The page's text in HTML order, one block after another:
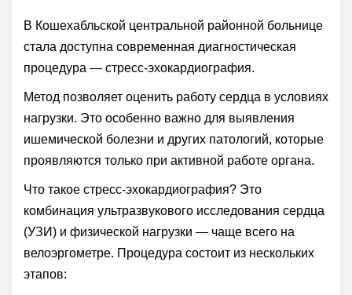
В Кошехабльской центральной районной больнице
стала доступна современная диагностическая
процедура — стресс‑эхокардиография.
Метод позволяет оценить работу сердца в условиях
нагрузки. Это особенно важно для выявления
ишемической болезни и других патологий, которые
проявляются только при активной работе органа.
Что такое стресс‑эхокардиография? Это
комбинация ультразвукового исследования сердца
(УЗИ) и физической нагрузки — чаще всего на
велоэргометре. Процедура состоит из нескольких
этапов: